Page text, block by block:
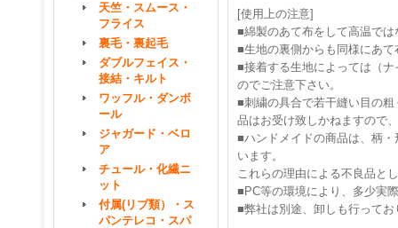
天竺・スムース・
フライス
裏毛・裏起毛
ダブルフェイス・
接結・キルト
ワッフル・ダンボ
ール
ジャガード・ベロ
ア
チュール・化繊ニ
ット
付属(リブ類）・ス
パンテレコ・スパ
[使用上の注意]
■綿製のあて布をして高温で
■生地の裏側からも同様にあ
■接着する生地によっては（
のでご注意下さい。
■刺繍の具合で若干縫い目の
品はお受け致しかねますので
■ハンドメイドの商品は、柄
います。
これらの理由による不良品と
■PC等の環境により、多少実
■弊社は別途、卸しも行って